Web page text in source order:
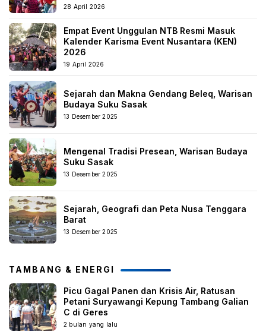
28 April 2026
Empat Event Unggulan NTB Resmi Masuk
Kalender Karisma Event Nusantara (KEN)
2026
19 April 2026
Sejarah dan Makna Gendang Beleq, Warisan
Budaya Suku Sasak
13 Desember 2025
Mengenal Tradisi Presean, Warisan Budaya
Suku Sasak
13 Desember 2025
Sejarah, Geografi dan Peta Nusa Tenggara
Barat
13 Desember 2025
TAMBANG & ENERGI
Picu Gagal Panen dan Krisis Air, Ratusan
Petani Suryawangi Kepung Tambang Galian
C di Geres
2 bulan yang lalu